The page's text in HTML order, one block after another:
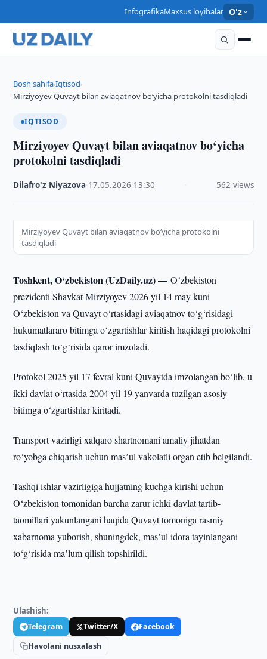
InfografikaMaxsus loyihalar O'z
Bosh sahifa›Iqtisod›
Mirziyoyev Quvayt bilan aviaqatnov bo‘yicha protokolni tasdiqladi
IQTISOD
Mirziyoyev Quvayt bilan aviaqatnov bo‘yicha
protokolni tasdiqladi
Dilafro'z Niyazova 17.05.2026 13:30 562 views
Mirziyoyev Quvayt bilan aviaqatnov bo‘yicha protokolni
tasdiqladi
Toshkent, O‘zbekiston (UzDaily.uz) —O‘zbekiston
prezidenti Shavkat Mirziyoyev 2026 yil 14 may kuni
O‘zbekiston va Quvayt o‘rtasidagi aviaqatnov to‘g‘risidagi
hukumatlararo bitimga o‘zgartishlar kiritish haqidagi protokolni
tasdiqlash to‘g‘risida qaror imzoladi.
Protokol 2025 yil 17 fevral kuni Quvaytda imzolangan bo‘lib, u
ikki davlat o‘rtasida 2004 yil 19 yanvarda tuzilgan asosiy
bitimga o‘zgartishlar kiritadi.
Transport vazirligi xalqaro shartnomani amaliy jihatdan
ro‘yobga chiqarish uchun masʼul vakolatli organ etib belgilandi.
Tashqi ishlar vazirligiga hujjatning kuchga kirishi uchun
O‘zbekiston tomonidan barcha zarur ichki davlat tartib-
taomillari yakunlangani haqida Quvayt tomoniga rasmiy
xabarnoma yuborish, shuningdek, masʼul idora tayinlangani
to‘g‘risida maʼlum qilish topshirildi.
Ulashish:
Telegram Twitter/X
Facebook
Havolani nusxalash